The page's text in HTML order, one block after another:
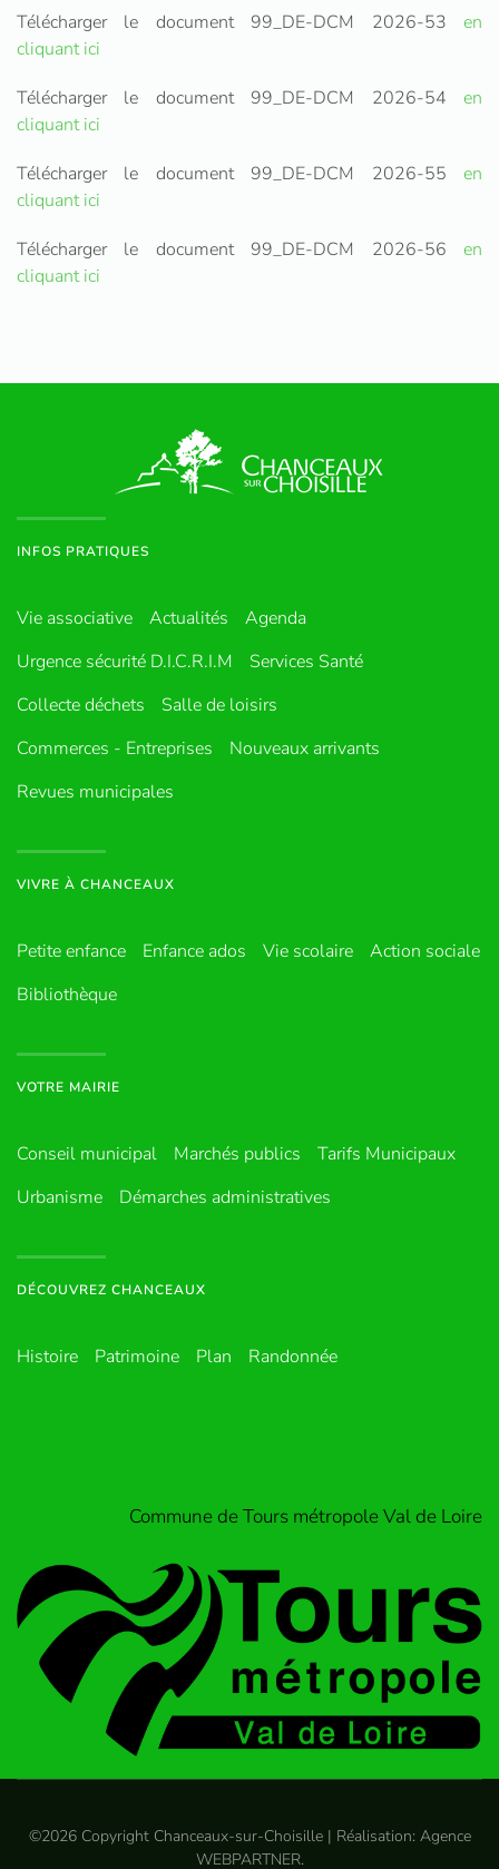
Télécharger le document 99_DE-DCM 2026-53 en
cliquant ici
Télécharger le document 99_DE-DCM 2026-54 en
cliquant ici
Télécharger le document 99_DE-DCM 2026-55 en
cliquant ici
Télécharger le document 99_DE-DCM 2026-56 en
cliquant ici
INFOS PRATIQUES
Vie associative Actualités
Agenda
Urgence sécurité D.I.C.R.I.M
Services Santé
Collecte déchets
Salle de loisirs
Commerces - Entreprises
Nouveaux arrivants
Revues municipales
VIVRE À CHANCEAUX
Petite enfance Enfance ados Vie scolaire
Action sociale
Bibliothèque
VOTRE MAIRIE
Conseil municipal Marchés publics
Tarifs Municipaux
Urbanisme
Démarches administratives
DÉCOUVREZ CHANCEAUX
Histoire Patrimoine Plan Randonnée
Commune de Tours métropole Val de Loire
©2026Copyright Chanceaux-sur-Choisille | Réalisation: Agence
WEBPARTNER.